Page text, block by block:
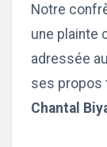
Notre
une plainte
adressée
ses propos
Chantal